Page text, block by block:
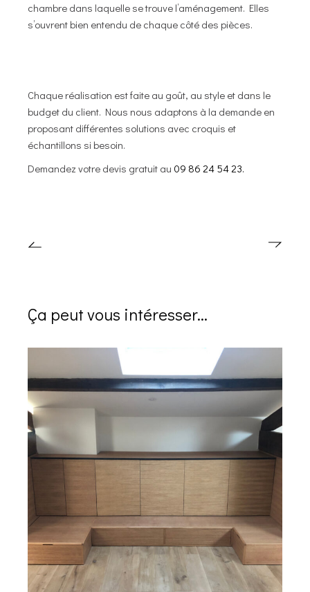
chambre dans laquelle se trouve l’aménagement. Elles
s’ouvrent bien entendu de chaque côté des pièces.
Chaque réalisation est faite au goût, au style et dans le
budget du client. Nous nous adaptons à la demande en
proposant différentes solutions avec croquis et
échantillons si besoin.
Demandez votre devis gratuit au 09 86 24 54 23.
Ça peut vous intéresser...